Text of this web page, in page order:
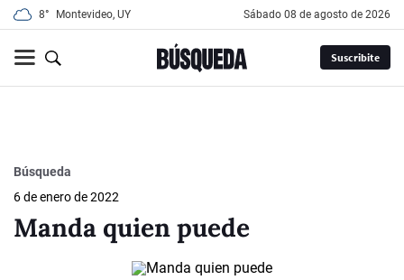
8° Montevideo, UY sábado 08 de agosto de 2026
Suscribite
Búsqueda
6 de enero de 2022
Manda quien puede